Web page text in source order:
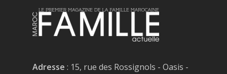
Adresse : 15, rue des Rossignols - Oasis -